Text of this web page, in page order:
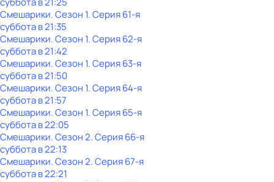
Смешарики. Сезон 1. Серия 61-я
субботав21:35
Смешарики. Сезон 1. Серия 62-я
субботав21:42
Смешарики. Сезон 1. Серия 63-я
субботав21:50
Смешарики. Сезон 1. Серия 64-я
субботав21:57
Смешарики. Сезон 1. Серия 65-я
субботав22:05
Смешарики. Сезон 2. Серия 66-я
субботав22:13
Смешарики. Сезон 2. Серия 67-я
субботав22:21